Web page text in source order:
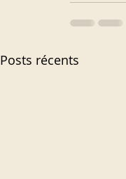
Posts récents